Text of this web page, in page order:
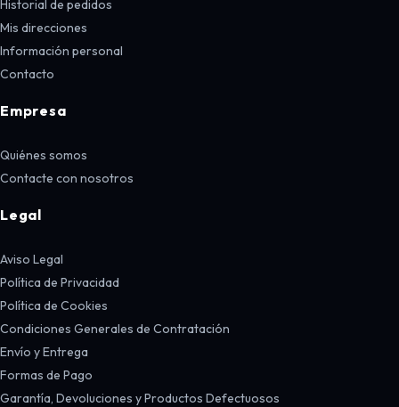
Historial de pedidos
Mis direcciones
Información personal
Contacto
Empresa
Quiénes somos
Contacte con nosotros
Legal
Aviso Legal
Política de Privacidad
Política de Cookies
Condiciones Generales de Contratación
Envío y Entrega
Formas de Pago
Garantía, Devoluciones y Productos Defectuosos